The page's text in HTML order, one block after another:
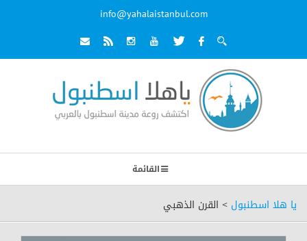
info@yahalaistanbul.com
القائمة
يا هلا اسطنبول > القرن الذهبي